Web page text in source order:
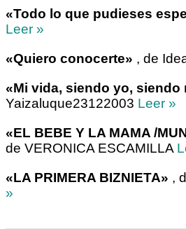
«Todo lo que pudieses
Leer »
«Quiero conocerte» , de
«Mi vida, siendo yo, siendo
Yaizaluque23122003 Leer »
«EL BEBE Y LA MAMA /
de VERONICA ESCAMILLA
«LA PRIMERA BIZNIETA» ,
»